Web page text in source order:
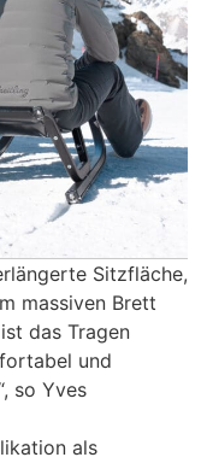
Sitzfläche,
massiven Brett
das Tragen
und
so Yves
als